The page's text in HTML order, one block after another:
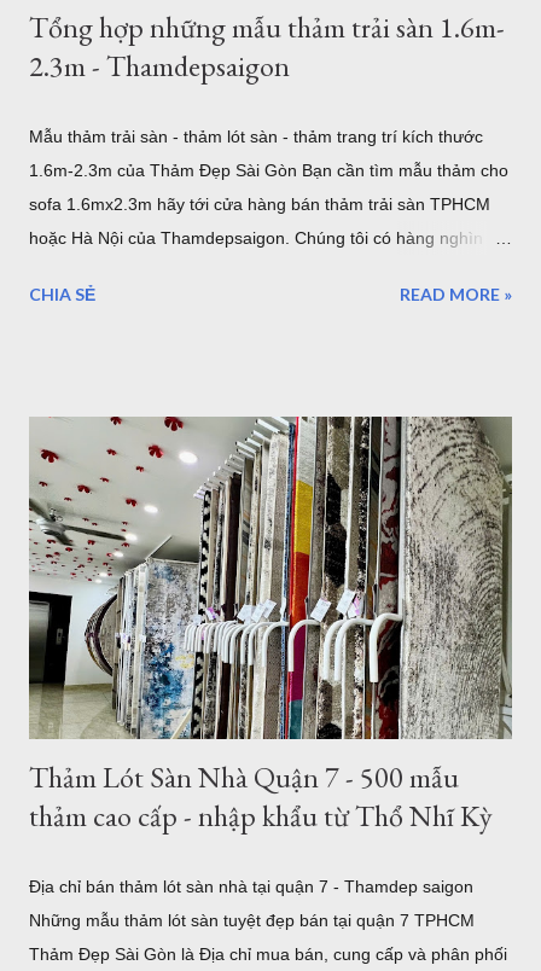
Tổng hợp những mẫu thảm trải sàn 1.6m-
2.3m - Thamdepsaigon
Mẫu thảm trải sàn - thảm lót sàn - thảm trang trí kích thước
1.6m-2.3m của Thảm Đẹp Sài Gòn Bạn cần tìm mẫu thảm cho
sofa 1.6mx2.3m hãy tới cửa hàng bán thảm trải sàn TPHCM
hoặc Hà Nội của Thamdepsaigon. Chúng tôi có hàng nghìn
phòng khách, phòng ngủ, phòng ăn... mẫu thảm cho sofa
Giao hàng - Thanh toán - Bảo Hành.. Địa chỉ mua thảm trải
sàn ở TPHCM - Hà Nội Giới thiệu thảm trải sàn - thảm trang trí
của Thảm Đẹp. Thảm Đẹp Sài Gòn là đơn vị phân phối thảm
Thổ Nhĩ Kỳ với kho hàng - cửa hàng thảm ở TPHCM và Hà
Nội. Với hơn ngàn mẫu thảm trang trí phòng khách, phòng
ngủ... Kích thước, tiêu chuẩn của Châu Âu. Toàn bộ sản phẩm
được đặt hàng theo yêu cầu của chúng tôi và nhập khẩu trực
tiếp về Việt Nam. Vì vậy bạn có thể tìm thấy cho mình một
mẫu...
CHIA SẺ READ MORE »
Thảm Lót Sàn Nhà Quận 7 - 500 mẫu
thảm cao cấp - nhập khẩu từ Thổ Nhĩ Kỳ
Địa chỉ bán thảm lót sàn nhà tại quận 7 - Thamdep saigon
Những mẫu thảm lót sàn tuyệt đẹp bán tại quận 7 TPHCM
Thảm Đẹp Sài Gòn là Địa chỉ mua bán, cung cấp và phân phối